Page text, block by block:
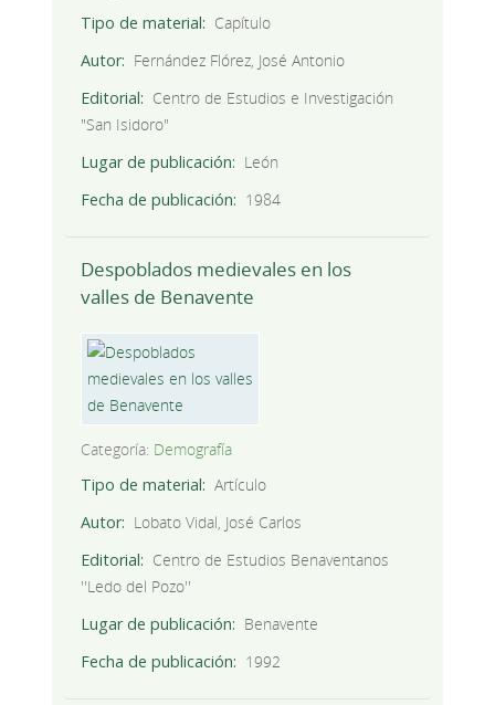
Tipo de material
Capítulo
Autor
Fernández Flórez, José Antonio
Editorial
Centro de Estudios e Investigación
"San Isidoro"
Lugar de publicación
León
Fecha de publicación
1984
Despoblados medievales en los
valles de Benavente
Categoría: Demografía
Tipo de material
Artículo
Autor
Lobato Vidal, José Carlos
Editorial
Centro de Estudios Benaventanos
''Ledo del Pozo''
Lugar de publicación
Benavente
Fecha de publicación
1992